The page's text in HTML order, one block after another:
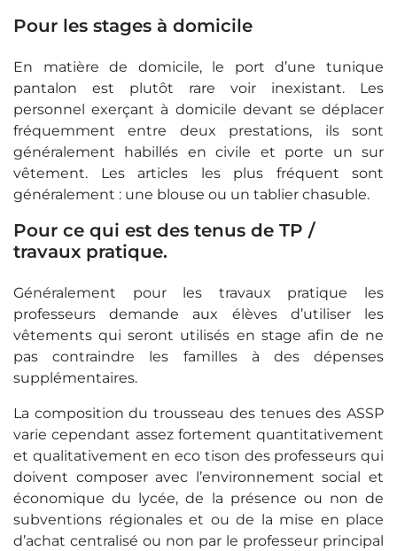
Pour les stages à domicile
En matière de domicile, le port d’une tunique
pantalon est plutôt rare voir inexistant. Les
personnel exerçant à domicile devant se déplacer
fréquemment entre deux prestations, ils sont
généralement habillés en civile et porte un sur
vêtement. Les articles les plus fréquent sont
généralement : une blouse ou un tablier chasuble.
Pour ce qui est des tenus de TP /
travaux pratique.
Généralement pour les travaux pratique les
professeurs demande aux élèves d’utiliser les
vêtements qui seront utilisés en stage afin de ne
pas contraindre les familles à des dépenses
supplémentaires.
La composition du trousseau des tenues des ASSP
varie cependant assez fortement quantitativement
et qualitativement en eco tison des professeurs qui
doivent composer avec l’environnement social et
économique du lycée, de la présence ou non de
subventions régionales et ou de la mise en place
d’achat centralisé ou non par le professeur principal